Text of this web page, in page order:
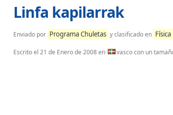
Linfa kapilarrak
Enviado por Programa Chuletas y clasificado en Física
Escrito el 21 de Enero de 2008en vasco con un